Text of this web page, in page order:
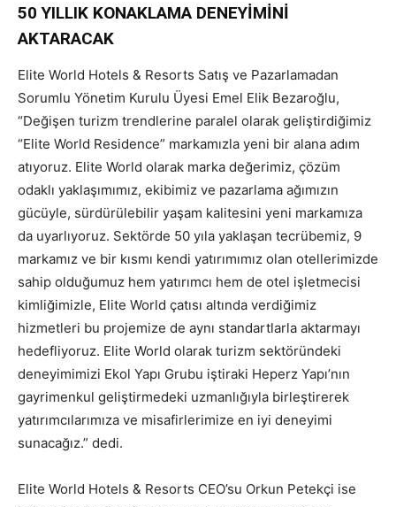
50 YILLIK KONAKLAMA DENEYİMİNİ
AKTARACAK
Elite World Hotels & Resorts Satış ve Pazarlamadan
Sorumlu Yönetim Kurulu Üyesi Emel Elik Bezaroğlu,
“Değişen turizm trendlerine paralel olarak geliştirdiğimiz
“Elite World Residence” markamızla yeni bir alana adım
atıyoruz. Elite World olarak marka değerimiz, çözüm
odaklı yaklaşımımız, ekibimiz ve pazarlama ağımızın
gücüyle, sürdürülebilir yaşam kalitesini yeni markamıza
da uyarlıyoruz. Sektörde 50 yıla yaklaşan tecrübemiz, 9
markamız ve bir kısmı kendi yatırımımız olan otellerimizde
sahip olduğumuz hem yatırımcı hem de otel işletmecisi
kimliğimizle, Elite World çatısı altında verdiğimiz
hizmetleri bu projemize de aynı standartlarla aktarmayı
hedefliyoruz. Elite World olarak turizm sektöründeki
deneyimimizi Ekol Yapı Grubu iştiraki Heperz Yapı’nın
gayrimenkul geliştirmedeki uzmanlığıyla birleştirerek
yatırımcılarımıza ve misafirlerimize en iyi deneyimi
sunacağız.” dedi.
Elite World Hotels & Resorts CEO’su Orkun Petekçi ise